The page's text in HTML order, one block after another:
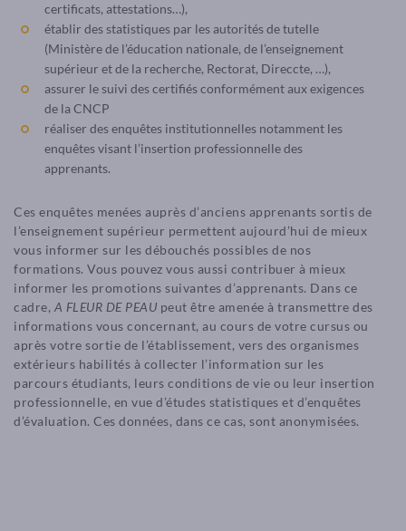
certificats, attestations…),
établir des statistiques par les autorités de tutelle
(Ministère de l’éducation nationale, de l’enseignement
supérieur et de la recherche, Rectorat, Direccte, …),
assurer le suivi des certifiés conformément aux exigences
de la CNCP
réaliser des enquêtes institutionnelles notamment les
enquêtes visant l’insertion professionnelle des
apprenants.
Ces enquêtes menées auprès d’anciens apprenants sortis de
l’enseignement supérieur permettent aujourd’hui de mieux
vous informer sur les débouchés possibles de nos
formations. Vous pouvez vous aussi contribuer à mieux
informer les promotions suivantes d’apprenants. Dans ce
cadre, A FLEUR DE PEAU peut être amenée à transmettre des
informations vous concernant, au cours de votre cursus ou
après votre sortie de l’établissement, vers des organismes
extérieurs habilités à collecter l’information sur les
parcours étudiants, leurs conditions de vie ou leur insertion
professionnelle, en vue d’études statistiques et d’enquêtes
d’évaluation. Ces données, dans ce cas, sont anonymisées.